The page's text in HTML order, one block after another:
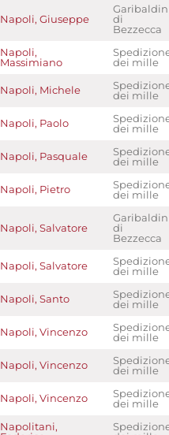
Napoli, Giuseppe
di
Bezzecca
Napoli,
Massimiano
dei mille
Napoli, Michele
dei mille
Napoli, Paolo
dei mille
Napoli, Pasquale
dei mille
Napoli, Pietro
dei mille
Napoli, Salvatore
di
Bezzecca
Napoli, Salvatore
dei mille
Napoli, Santo
dei mille
Napoli, Vincenzo
dei mille
Napoli, Vincenzo
dei mille
Napoli, Vincenzo
dei mille
Napolitani,